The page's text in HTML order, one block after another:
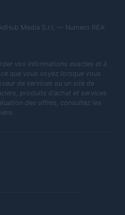
Media S.r.l. — Numero REA
vos informations exactes et à
que vous voyez lorsque vous
de services ou un site de
produits d'achat et services
des offres, consultez les